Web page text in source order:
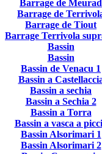
Barrage de Meurad
Barrage de
Barrage de Tiout
Barrage Terrivola
Bassin
Bassin
Bassin de Venacu 1
Bassin a
Bassin a sechia
Bassin a Sechia 2
Bassin a Torra
Bassin a vasca a
Bassin Alsorimari 1
Bassin Alsorimari 2